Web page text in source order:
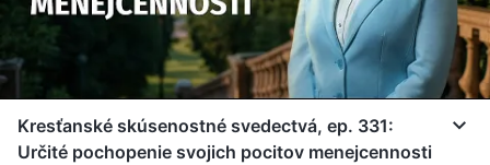
Kresťanské skúsenostné svedectvá, ep. 331:
Určité pochopenie svojich pocitov menejcennosti